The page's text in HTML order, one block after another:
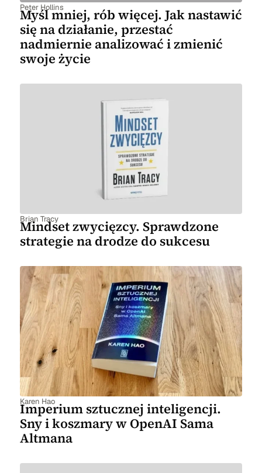
Peter Hollins
Myśl mniej, rób więcej. Jak nastawić
się na działanie, przestać
nadmiernie analizować i zmienić
swoje życie
Brian Tracy
Mindset zwycięzcy. Sprawdzone
strategie na drodze do sukcesu
Karen Hao
Imperium sztucznej inteligencji.
Sny i koszmary w OpenAI Sama
Altmana